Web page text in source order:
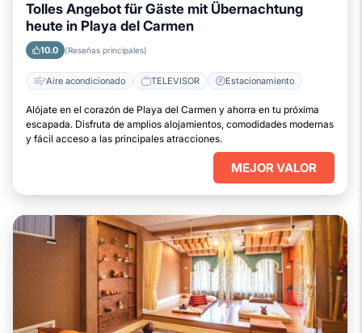
Tolles Angebot für Gäste mit Übernachtung
heute in Playa del Carmen
10.0 (Reseñas principales)
Aire acondicionado TELEVISOR Estacionamiento
Alójate en el corazón de Playa del Carmen y ahorra en tu próxima
escapada. Disfruta de amplios alojamientos, comodidades modernas
y fácil acceso a las principales atracciones.
MEJOR VALOR